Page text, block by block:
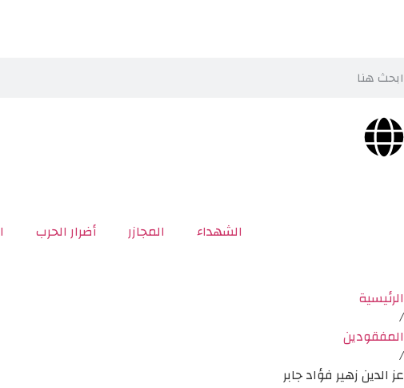
الشهداء المجازر أضرار الحرب
الرئيسية
/
المفقودين
/
عز الدين زهير فؤاد جابر